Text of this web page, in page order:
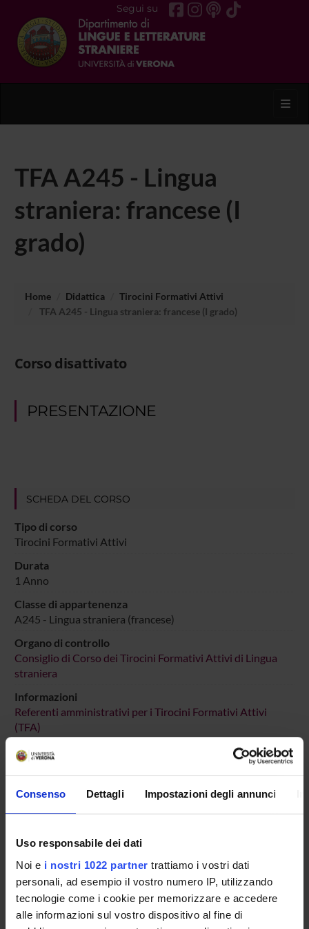
Consenso Dettagli Impostazioni degli annunci
Uso responsabile dei dati
Noi e i nostri 1022 partner trattiamo i vostri dati
personali, ad esempio il vostro numero IP, utilizzando
tecnologie come i cookie per memorizzare e accedere
alle informazioni sul vostro dispositivo al fine di
Segui su
TFA A245 - Lingua
straniera: francese (I
grado)
Home Didattica
Tirocini Formativi Attivi
TFA A245 - Lingua straniera: francese (I grado)
Corso disattivato
PRESENTAZIONE
SCHEDA DEL CORSO
Tipo di corso
Tirocini Formativi Attivi
Durata
1 Anno
Classe di appartenenza
A245 - Lingua straniera (francese)
Organo di controllo
Consiglio di Corso dei Tirocini Formativi Attivi di Lingua
straniera
Informazioni
Referenti amministrativi per i Tirocini Formativi Attivi
(TFA)
Sede
VERONA
Dipartimento di riferimento
Scienze Umanistiche
Area disciplinare
Lingue e Letterature Straniere